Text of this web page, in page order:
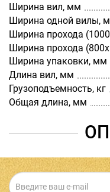
Ширина вил, мм
Ширина одной вилы,
Ширина прохода
Ширина прохода
Ширина упаковки, мм
Длина вил, мм
Грузоподъемность, кг
Общая длина, мм